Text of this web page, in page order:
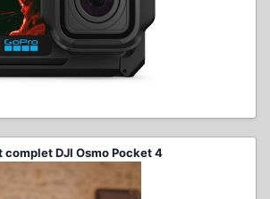
complet DJI Osmo Pocket 4